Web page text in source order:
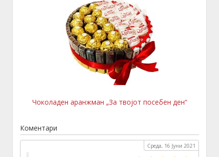
Чоколаден аранжман „За твојот посебен ден“
Коментари
Среда, 16 Јуни 2021